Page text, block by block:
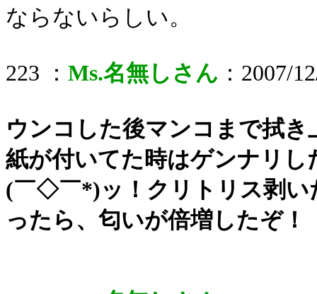
ならないらしい。
223 ： Ms.名無しさん ：2007/
ウンコした後マンコまで拭
紙が付いてた時はゲンナリし
(￣◇￣*)ッ！クリトリス剥い
ったら、匂いが倍増したぞ！